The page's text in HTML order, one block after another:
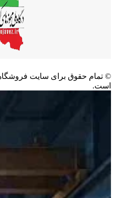
©️ تمام حقوق برای سایت
است.